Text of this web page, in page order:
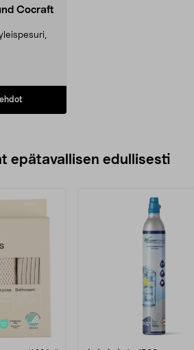
Cocraft
– helppo
epätavallisen edullisesti